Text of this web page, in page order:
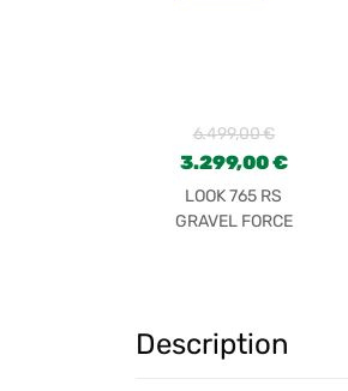
6.499,00€
3.299,00€
LOOK 765 RS
GRAVEL FORCE
Description